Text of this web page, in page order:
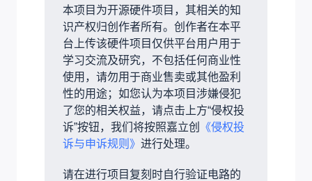
本项目为开源硬件项目，其相关的知
识产权归创作者所有。创作者在本平
台上传该硬件项目仅供平台用户用于
学习交流及研究，不包括任何商业性
使用，请勿用于商业售卖或其他盈利
性的用途；如您认为本项目涉嫌侵犯
了您的相关权益，请点击上方“侵权投
诉”按钮，我们将按照嘉立创
《侵权投
诉与申诉规则》 进行处理。
请在进行项目复刻时自行验证电路的